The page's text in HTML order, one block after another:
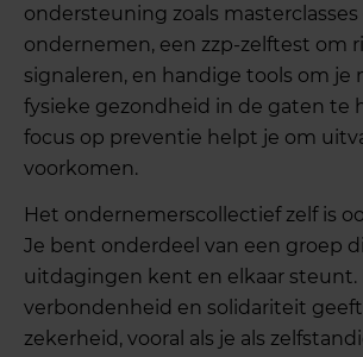
ondersteuning zoals masterclasses
ondernemen, een zzp-zelftest om
signaleren, en handige tools om je
fysieke gezondheid in de gaten te
focus op preventie helpt je om
voorkomen.
Het ondernemerscollectief zelf is
Je bent onderdeel van een groep
uitdagingen kent en elkaar steunt.
verbondenheid en solidariteit
zekerheid, vooral als je als